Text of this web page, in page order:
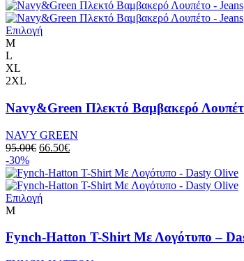
ΕπιλογήΑυτό
Οι
επιλογές
μπορούν
να
επιλεγούν
στη
σελίδα
του
προϊόντος
M
L
XL
2XL
Navy&Green Πλεκτό Βαμβακερό
NAVY GREEN
95.00€ Original
was:
95.00€.
66.50€Η
τιμή
είναι:
-30%
ΕπιλογήΑυτό
έχει
M
Fynch-Hatton T-Shirt Με Λογότυπο –